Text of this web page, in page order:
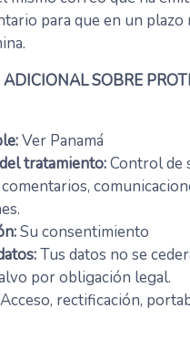
para que en un plazo
SOBRE
Ver Panamá
tratamiento:Control de
Su consentimiento
Tus datos no se
por obligación legal.
Acceso, rectificación,